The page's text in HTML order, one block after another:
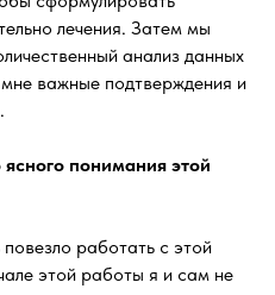
лечения. Затем мы
анализ данных
важные подтверждения и
понимания этой
работать с этой
этой работы я и сам не